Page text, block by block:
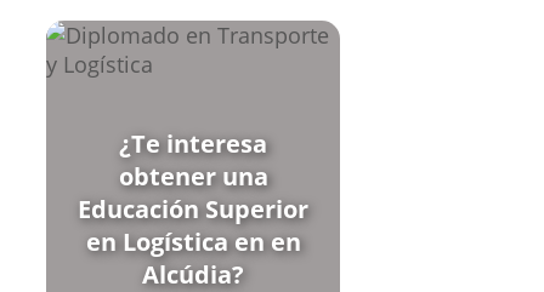
¿Te interesa
obtener una
Educación Superior
en Logística en en
Alcúdia?